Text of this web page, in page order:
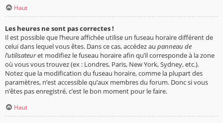
Haut
Les heures ne sont pas correctes !
Il est possible que l’heure affichée utilise un fuseau horaire différent de
celui dans lequel vous êtes. Dans ce cas, accédez au panneau de
l’utilisateuret modifiez le fuseau horaire afin qu’il corresponde à la zone
où vous vous trouvez (ex : Londres, Paris, New York, Sydney, etc.).
Notez que la modification du fuseau horaire, comme la plupart des
paramètres, n’est accessible qu’aux membres du forum. Donc si vous
n’êtes pas enregistré, c’est le bon moment pour le faire.
Haut